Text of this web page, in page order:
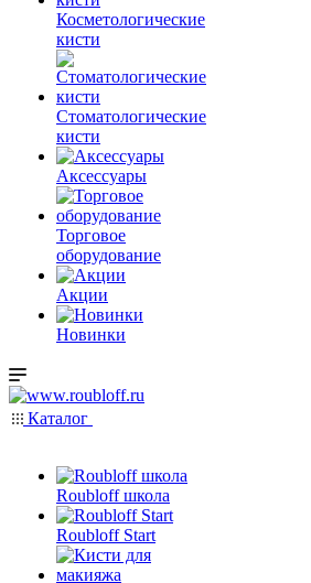
Косметологические
кисти
Стоматологические
кисти
Аксессуары
Торговое
оборудование
Акции
Новинки
Каталог
Roubloff школа
Roubloff Start